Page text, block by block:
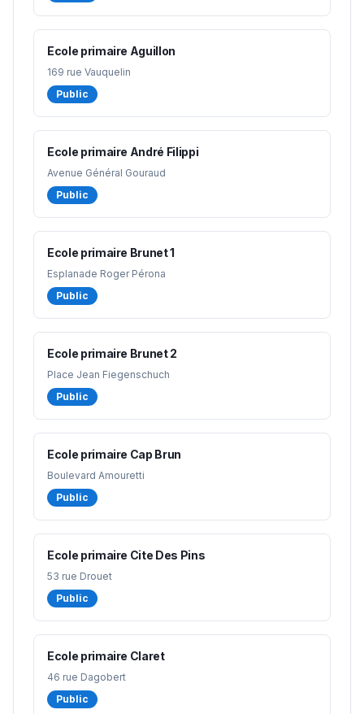
Ecole primaire Aguillon
169 rue Vauquelin
Public
Ecole primaire André Filippi
Avenue Général Gouraud
Public
Ecole primaire Brunet 1
Esplanade Roger Pérona
Public
Ecole primaire Brunet 2
Place Jean Fiegenschuch
Public
Ecole primaire Cap Brun
Boulevard Amouretti
Public
Ecole primaire Cite Des Pins
53 rue Drouet
Public
Ecole primaire Claret
46 rue Dagobert
Public